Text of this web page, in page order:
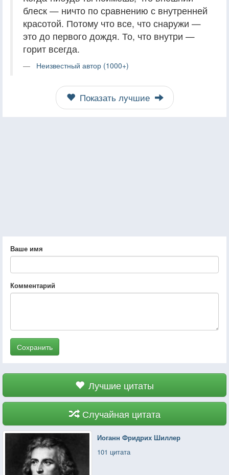
блеск — ничто по сравнению с внутренней
красотой. Потому что все, что снаружи —
это до первого дождя. То, что внутри —
горит всегда.
Неизвестный автор (1000+)
Показать лучшие
Ваше имя
Комментарий
Сохранить
Лучшие цитаты
Случайная цитата
Иоганн Фридрих Шиллер
101 цитата